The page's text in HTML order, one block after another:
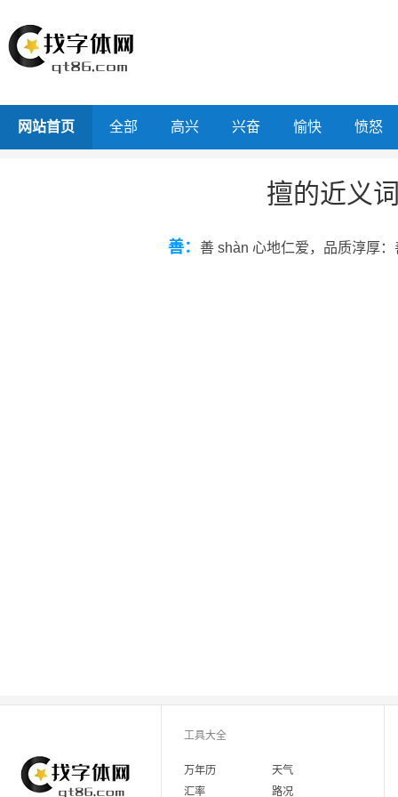
网站首页 全部 高兴 兴奋 愉快 愤怒
擅的近义
善： 善 shàn 心地仁爱，品质淳厚
工具大全
万年历
天气
汇率
路况